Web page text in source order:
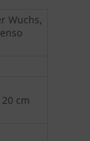
Wuchs,
cm